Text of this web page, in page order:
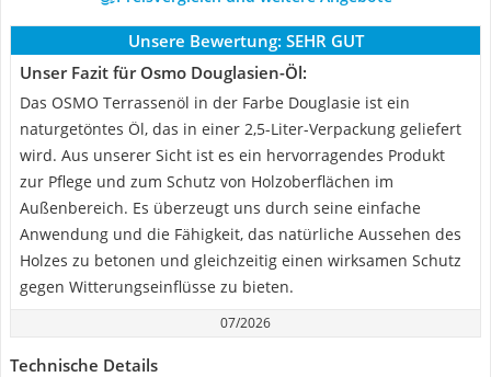
Unsere Bewertung: SEHR GUT
Unser Fazit für Osmo Douglasien-Öl:
Das OSMO Terrassenöl in der Farbe Douglasie ist ein
naturgetöntes Öl, das in einer 2,5-Liter-Verpackung geliefert
wird. Aus unserer Sicht ist es ein hervorragendes Produkt
zur Pflege und zum Schutz von Holzoberflächen im
Außenbereich. Es überzeugt uns durch seine einfache
Anwendung und die Fähigkeit, das natürliche Aussehen des
Holzes zu betonen und gleichzeitig einen wirksamen Schutz
gegen Witterungseinflüsse zu bieten.
07/2026
Technische Details